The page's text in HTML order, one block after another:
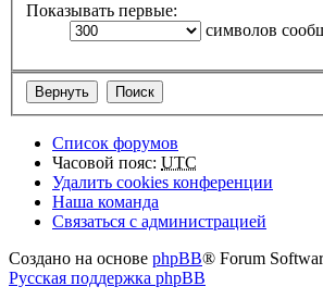
Показывать первые:
символов
Список форумов
Часовой пояс: UTC
Удалить cookies конференции
Наша команда
Связаться с администрацией
Создано на основе phpBB® Forum
Русская поддержка phpBB